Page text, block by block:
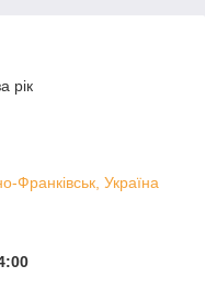
рік
Франківськ, Україна